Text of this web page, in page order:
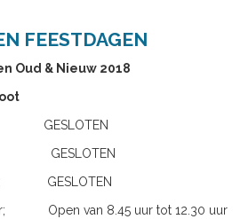
FEESTDAGEN
Oud & Nieuw 2018
GESLOTEN
GESLOTEN
GESLOTEN
Open van 8.45 uur tot 12.30 uur